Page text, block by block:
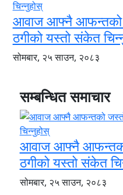
आवाज आफ्नै आफन्तको
ठगीको यस्तो संकेत
सोमबार, २५ साउन, २०८३
सम्बन्धित समाचार
आवाज आफ्नै
ठगीको यस्तो संकेत
सोमबार, २५ साउन, २०८३